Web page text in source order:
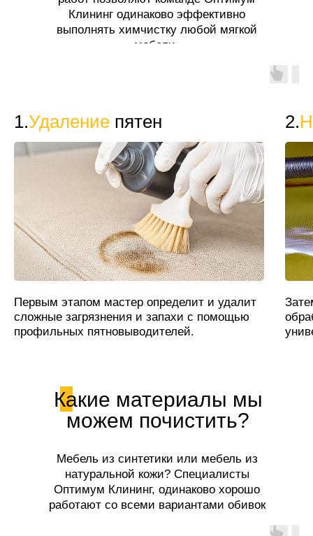
Клининг одинаково эффективно
выполнять химчистку любой мягкой
мебели.
1.Удаление пятен
Первым этапом мастер определит и удалит
сложные загрязнения и запахи с помощью
профильных пятновыводителей.
2.
Какие материалы мы
можем почистить?
Мебель из синтетики или мебель из
натуральной кожи? Специалисты
Оптимум Клининг, одинаково хорошо
работают со всеми вариантами обивок